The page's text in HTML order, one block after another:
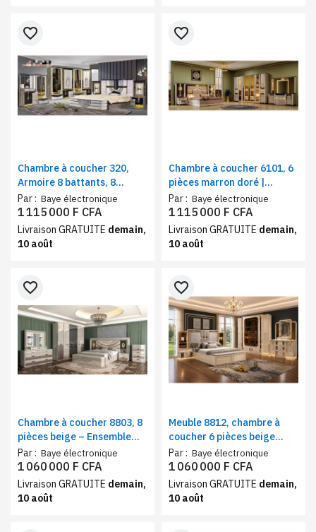
Chambre à coucher 320,
Armoire 8 battants, 8
pièces beige doré |
Ensemble chambre
complète armoire 8
battants
Par : Baye électronique
favorite_border
1 115 000 F CFA
Livraison GRATUITE demain,
10 août
Chambre à coucher 6101, 6
pièces marron doré |
Ensemble chambre adulte
complète armoire 8
battants
Par : Baye électronique
favorite_border
1 115 000 F CFA
Livraison GRATUITE demain,
10 août
Chambre à coucher 8803, 8
pièces beige – Ensemble
chambre complète avec
armoire 6 portes
Par : Baye électronique
favorite_border
1 060 000 F CFA
Livraison GRATUITE demain,
10 août
Meuble 8812, chambre à
coucher 6 pièces beige
doré | Ensemble chambre
adulte complète avec
rangement
Par : Baye électronique
favorite_border
1 060 000 F CFA
Livraison GRATUITE demain,
10 août